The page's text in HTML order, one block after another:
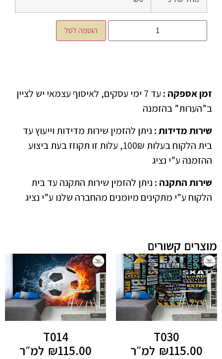
הוספה לסל
זמן אספקה :
עד 7 ימי עסקים, לאיסוף עצמאי יש לציין
ב”הערות” בהזמנה
שירות מדידות: ניתן להזמין שירות מדידות וייעוץ עד
בית הלקוח בעלות 100₪, עלות זו תקוזז בעת ביצוע
ההזמנה ע”י נציג
שירות התקנה : ניתן להזמין שירות התקנה עד בית
הלקוח ע”י מתקינים מיומנים מהחברה שלנו ע”י נציג
מוצרים קשורים
T030
₪115.00 למ״ר
T014
₪115.00 למ״ר